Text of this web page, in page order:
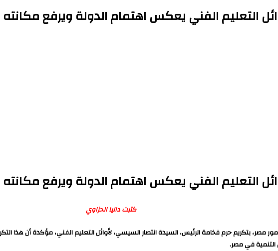
التعليم الفني يعكس اهتمام الدولة ويرفع مكانته
التعليم الفني يعكس اهتمام الدولة ويرفع مكانته
كتبت داليا الحزاوي
مصر، بتكريم حرم فخامة الرئيس، السيدة انتصار السيسي، لأوائل التعليم الفني، مؤكدة أن
التنمية في مصر.